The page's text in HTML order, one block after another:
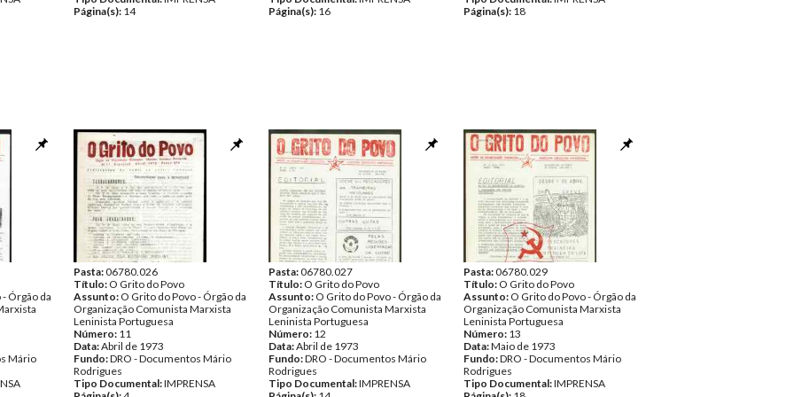
Página(s): 14
Página(s): 16
Página(s): 18
Órgão da
Mário
Pasta:06780.026
Título: O Grito do Povo
Assunto: O Grito do Povo - Órgão da
Organização Comunista Marxista
Leninista Portuguesa
Número: 11
Data:Abril de 1973
Fundo:DRO - Documentos Mário
Rodrigues
Tipo Documental:IMPRENSA
Pasta:06780.027
Título: O Grito do Povo
Assunto: O Grito do Povo - Órgão da
Organização Comunista Marxista
Leninista Portuguesa
Número: 12
Data:Abril de 1973
Fundo:DRO - Documentos Mário
Rodrigues
Tipo Documental:IMPRENSA
Pasta:06780.029
Título: O Grito do Povo
Assunto: O Grito do Povo - Órgão da
Organização Comunista Marxista
Leninista Portuguesa
Número: 13
Data:Maio de 1973
Fundo:DRO - Documentos Mário
Rodrigues
Tipo Documental:IMPRENSA